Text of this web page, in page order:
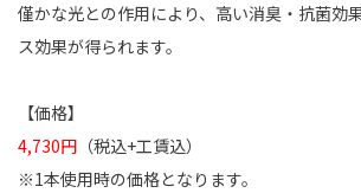
僅かな光との作用により、高い消臭・抗菌効
ス効果が得られます。
【価格】
4,730円 （税込+工賃込）
※1本使用時の価格となります。